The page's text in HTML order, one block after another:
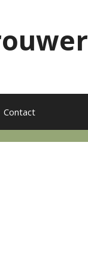
Contact